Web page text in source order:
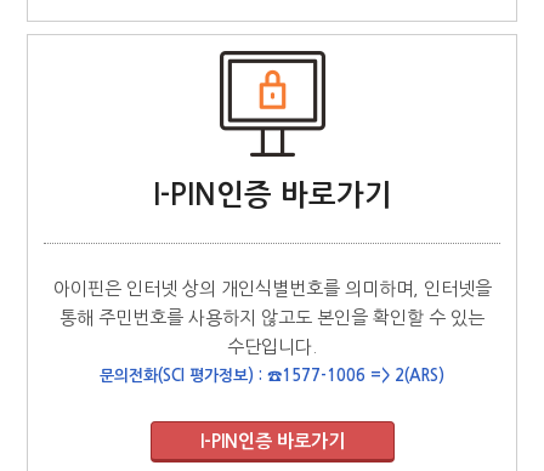
I-PIN인증 바로가기
아이핀은 인터넷 상의 개인식별번호를 의미하며, 인터넷을
통해 주민번호를 사용하지 않고도 본인을 확인할 수 있는
수단입니다.
문의전화(SCI 평가정보) : ☎1577-1006 => 2(ARS)